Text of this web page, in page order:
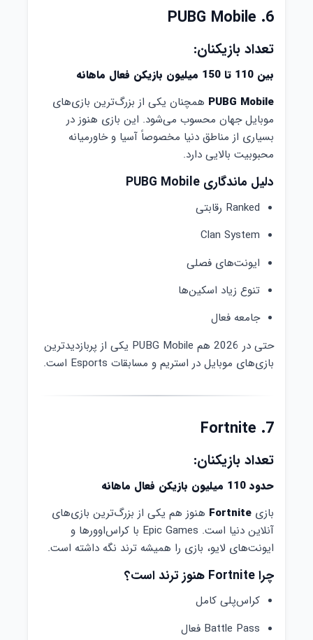
6. PUBG Mobile
تعداد بازیکنان:
بین 110 تا 150 میلیون بازیکن فعال ماهانه
PUBG Mobile همچنان یکی از بزرگ‌ترین بازی‌های
موبایل جهان محسوب می‌شود. این بازی هنوز در
بسیاری از مناطق دنیا مخصوصاً آسیا و خاورمیانه
محبوبیت بالایی دارد.
دلیل ماندگاری PUBG Mobile
Ranked رقابتی
Clan System
ایونت‌های فصلی
تنوع زیاد اسکین‌ها
جامعه فعال
حتی در 2026 هم PUBG Mobile یکی از پربازدیدترین
بازی‌های موبایل در استریم و مسابقات Esports است.
7. Fortnite
تعداد بازیکنان:
حدود 110 میلیون بازیکن فعال ماهانه
بازی Fortnite هنوز هم یکی از بزرگ‌ترین بازی‌های
آنلاین دنیا است. Epic Games با کراس‌اوورها و
ایونت‌های لایو، بازی را همیشه ترند نگه داشته است.
چرا Fortnite هنوز ترند است؟
کراس‌پلی کامل
Battle Pass فعال